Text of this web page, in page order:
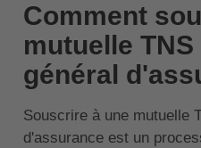
Comment
mutuelle
général
Souscrire à une mutuelle
d'assurance est un